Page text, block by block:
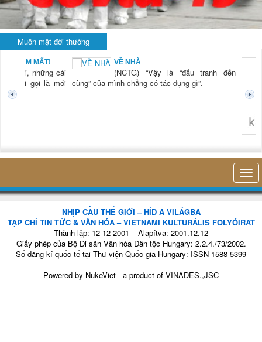
Muôn mặt đời thường
đến
KHI RỬA BÁT CHỈ
LÀ... RỬA BÁT
(NCTG) “Lần đầu
khảo sát được
cứu thị trường
NHỊP CẦU THẾ GIỚI – HÍD A VILÁGBA
TẠP CHÍ TIN TỨC & VĂN HÓA – VIETNAMI KULTURÁLIS FOLYÓIRAT
Thành lập: 12-12-2001 – Alapítva: 2001.12.12
Giấy phép của Bộ Di sản Văn hóa Dân tộc Hungary: 2.2.4./73/2002.
Số đăng kí quốc tế tại Thư viện Quốc gia Hungary: ISSN 1588-5399
Powered by NukeViet - a product of VINADES.,JSC